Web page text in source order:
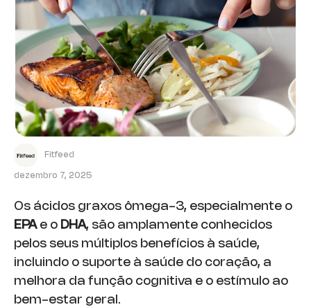
Fitfeed
dezembro 7, 2025
Os ácidos graxos ômega-3, especialmente o
EPAe o DHA, são amplamente conhecidos
pelos seus múltiplos benefícios à saúde,
incluindo o suporte à saúde do coração, a
melhora da função cognitiva e o estímulo ao
bem-estar geral.